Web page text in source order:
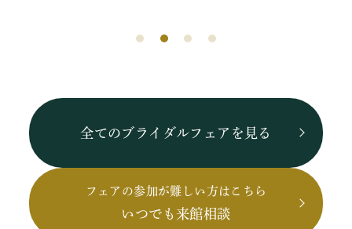
全てのブライダルフェアを見る
フェアの参加が難しい方はこちら
いつでも来館相談